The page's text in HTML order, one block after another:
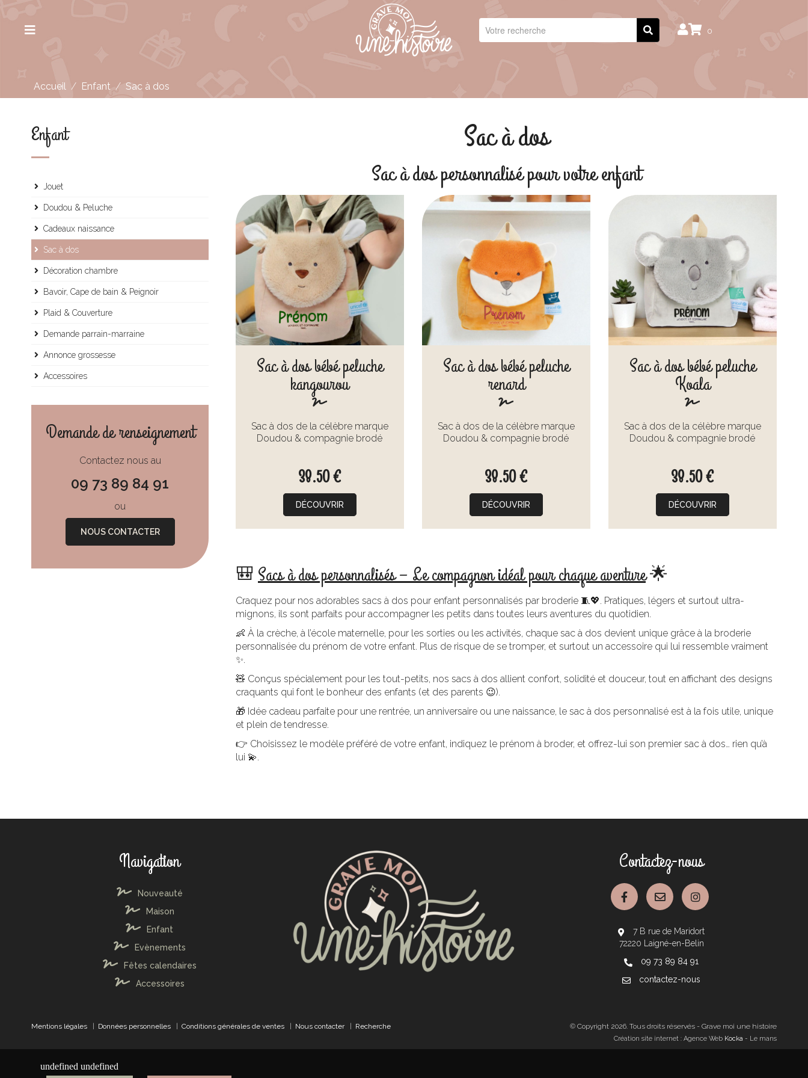
0
Accueil / Enfant / Sac à dos
Sac à dos
Sac à dos personnalisé pour votre enfant
Sac à dos bébé peluche
kangourou
Sac à dos de la célèbre marque
Doudou & compagnie brodé
38.50 €
DÉCOUVRIR
Sac à dos bébé peluche
renard
Sac à dos de la célèbre marque
Doudou & compagnie brodé
38.50 €
DÉCOUVRIR
Sac à dos bébé peluche
Koala
Sac à dos de la célèbre marque
Doudou & compagnie brodé
38.50 €
DÉCOUVRIR
🎒 Sacs à dos personnalisés – Le compagnon idéal pour chaque aventure🌟
Craquez pour nos adorables sacs à dos pour enfant personnalisés par broderie 🧵💖. Pratiques, légers et surtout ultra-
mignons, ils sont parfaits pour accompagner les petits dans toutes leurs aventures du quotidien.
👶 À la crèche, à l’école maternelle, pour les sorties ou les activités, chaque sac à dos devient unique grâce à la broderie
personnalisée du prénom de votre enfant. Plus de risque de se tromper, et surtout un accessoire qui lui ressemble vraiment
✨.
🧸 Conçus spécialement pour les tout-petits, nos sacs à dos allient confort, solidité et douceur, tout en affichant des designs
craquants qui font le bonheur des enfants (et des parents 😉).
🎁 Idée cadeau parfaite pour une rentrée, un anniversaire ou une naissance, le sac à dos personnalisé est à la fois utile, unique
et plein de tendresse.
👉 Choisissez le modèle préféré de votre enfant, indiquez le prénom à broder, et offrez-lui son premier sac à dos… rien qu’à
lui 💫.
Enfant
Jouet
Doudou & Peluche
Cadeaux naissance
Sac à dos
Décoration chambre
Bavoir, Cape de bain & Peignoir
Plaid & Couverture
Demande parrain-marraine
Annonce grossesse
Accessoires
Demande de renseignement
Contactez nous au
09 73 89 84 91
ou
NOUS CONTACTER
Navigation
Nouveauté
Maison
Enfant
Evènements
Fêtes calendaires
Accessoires
Contactez-nous
7 B rue de Maridort
72220 Laigné-en-Belin
09 73 89 84 91
contactez-nous
Mentions légales Données personnelles Conditions générales de ventes Nous contacter| Recherche © Copyright 2026. Tous droits réservés - Grave moi une histoire
Création site internet : Agence Web Kocka - Le mans
undefined undefined